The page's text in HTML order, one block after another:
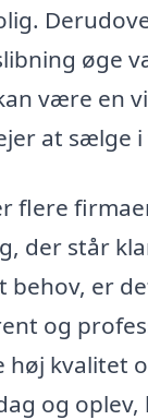
øge
være en
at sælge
flere
der står
behov, er
og
høj kvalitet
og